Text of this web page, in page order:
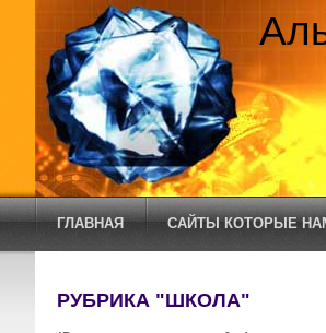
ГЛАВНАЯ САЙТЫ КОТОРЫЕ
РУБРИКА "ШКОЛА"